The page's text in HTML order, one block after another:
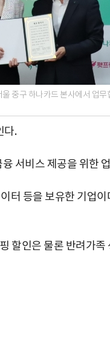
중구 하나카드 본사에서 업
다.
서비스 제공을 위한
터 등을 보유한 기업
할인은 물론 반려가족